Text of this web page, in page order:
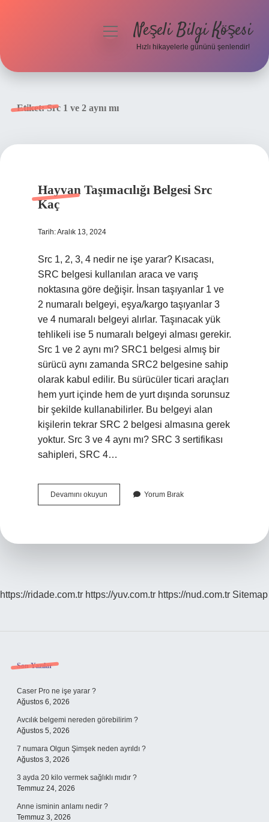
menüyüNeşeli Bilgi Köşesi
Hızlı hikayelerle gününü şenlendir!
Etiket:Src 1 ve 2 aynı mı
Hayvan Taşımacılığı Belgesi Src
Kaç
Tarih: Aralık 13, 2024
Src 1, 2, 3, 4 nedir ne işe yarar? Kısacası,
SRC belgesi kullanılan araca ve varış
noktasına göre değişir. İnsan taşıyanlar 1 ve
2 numaralı belgeyi, eşya/kargo taşıyanlar 3
ve 4 numaralı belgeyi alırlar. Taşınacak yük
tehlikeli ise 5 numaralı belgeyi alması gerekir.
Src 1 ve 2 aynı mı? SRC1 belgesi almış bir
sürücü aynı zamanda SRC2 belgesine sahip
olarak kabul edilir. Bu sürücüler ticari araçları
hem yurt içinde hem de yurt dışında sorunsuz
bir şekilde kullanabilirler. Bu belgeyi alan
kişilerin tekrar SRC 2 belgesi almasına gerek
yoktur. Src 3 ve 4 aynı mı? SRC 3 sertifikası
sahipleri, SRC 4…
Devamını okuyun
Taşımacılığı
Yorum Bırak
https://ridade.com.tr https://yuv.com.tr https://nud.com.tr Sitemap
Sidebar
Son Yazılar
Caser Pro ne işe yarar ?
Ağustos 6, 2026
Avcılık belgemi nereden görebilirim ?
Ağustos 5, 2026
7 numara Olgun Şimşek neden ayrıldı ?
Ağustos 3, 2026
3 ayda 20 kilo vermek sağlıklı mıdır ?
Temmuz 24, 2026
Anne isminin anlamı nedir ?
Temmuz 3, 2026